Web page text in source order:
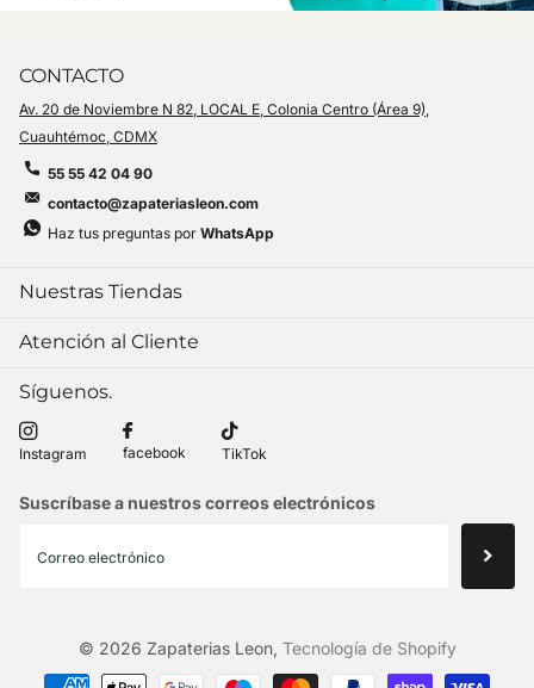
Nuestras Tiendas
Atención al Cliente
CONTACTO
Av. 20 de Noviembre N 82, LOCAL E, Colonia Centro (Área 9),
Cuauhtémoc, CDMX
55 55 42 04 90
contacto@zapateriasleon.com
Haz tus preguntas por WhatsApp
Síguenos.
Instagram facebook TikTok
Suscríbase a nuestros correos electrónicos
© 2026 Zapaterias Leon, Tecnología de Shopify